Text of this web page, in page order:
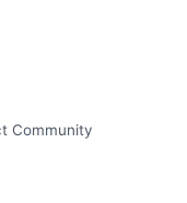
Community